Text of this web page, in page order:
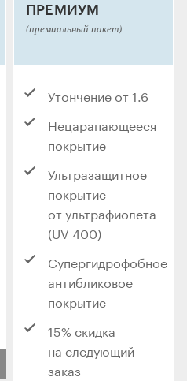
ПРЕМИУМ
(премиальный пакет)
Утончение от 1.6
Нецарапающееся
покрытие
Ультразащитное
покрытие
от ультрафиолета
(UV 400)
Супергидрофобное
антибликовое
покрытие
15% скидка
на следующий
заказ